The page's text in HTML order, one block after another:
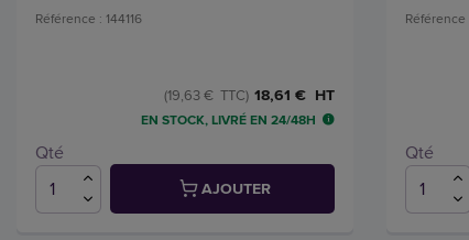
Référence : 144116
18,61 € HT
(19,63 € TTC)
EN STOCK, LIVRÉ EN 24/48H
Qté
AJOUTER
Référence
Qté